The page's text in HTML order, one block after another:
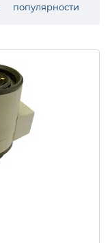
популярности